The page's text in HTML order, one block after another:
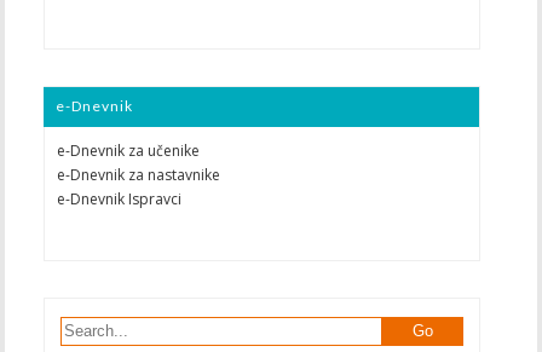
e-Dnevnik
e-Dnevnik za učenike
e-Dnevnik za nastavnike
e-Dnevnik Ispravci